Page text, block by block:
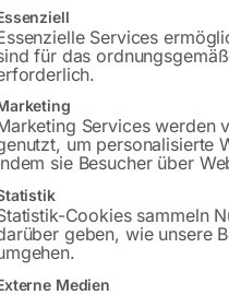
eine Liste der Service-
Services
für das
Services werden
um personalisierte
sie Besucher über
Cookies sammeln
geben, wie unsere
Medien